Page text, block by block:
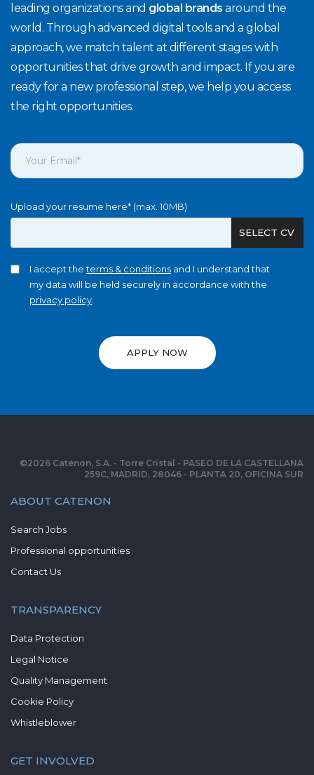
leading organizations and global brands around the
world. Through advanced digital tools and a global
approach, we match talent at different stages with
opportunities that drive growth and impact. If you are
ready for a new professional step, we help you access
the right opportunities.
Upload your resume here* (max. 10MB)
SELECT CV
I accept theterms & conditions and I understand that
my data will be held securely in accordance with the
privacy policy
APPLY NOW
ABOUT CATENON
Search Jobs
Professional opportunities
Contact Us
TRANSPARENCY
Data Protection
Legal Notice
Quality Management
Cookie Policy
Whistleblower
GET INVOLVED
©2026 Catenon, S.A. - Torre Cristal - PASEO DE LA CASTELLANA
259C, MADRID, 28046 - PLANTA 20, OFICINA SUR